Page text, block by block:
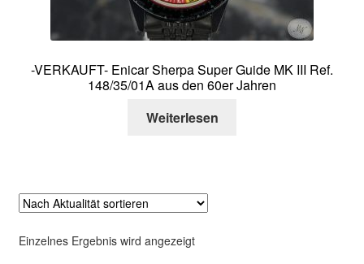
Kontakt
-VERKAUFT- Enicar Sherpa Super Guide MK III Ref.
148/35/01A aus den 60er Jahren
Weiterlesen
Einzelnes Ergebnis wird angezeigt